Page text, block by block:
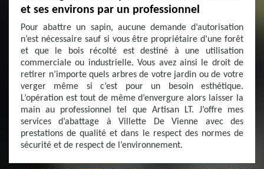
et ses environs par un professionnel
Pour abattre un sapin, aucune demande d’autorisation
n’est nécessaire sauf si vous être propriétaire d’une forêt
et que le bois récolté est destiné à une utilisation
commerciale ou industrielle. Vous avez ainsi le droit de
retirer n’importe quels arbres de votre jardin ou de votre
verger même si c’est pour un besoin esthétique.
L’opération est tout de même d’envergure alors laisser la
main au professionnel tel que Artisan LT. J’offre mes
services d’abattage à Villette De Vienne avec des
prestations de qualité et dans le respect des normes de
sécurité et de respect de l’environnement.